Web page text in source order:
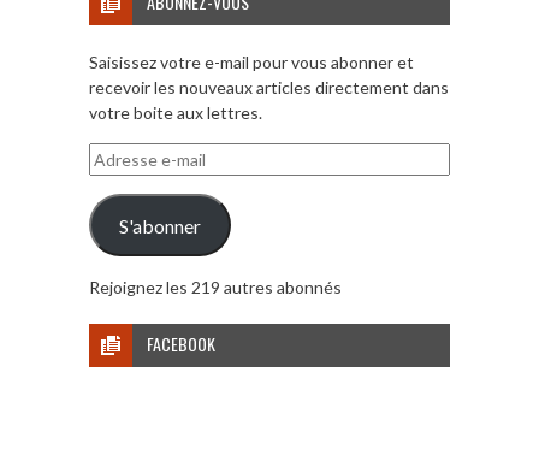
Saisissez votre e-mail pour vous abonner et
recevoir les nouveaux articles directement dans
votre boite aux lettres.
Adresse
e-
mail
S'abonner
Rejoignez les 219 autres abonnés
FACEBOOK